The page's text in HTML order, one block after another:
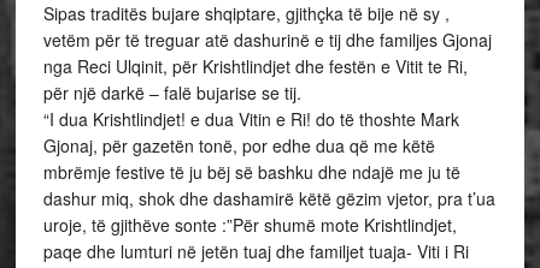
Sipas traditës bujare shqiptare, gjithçka të bije në sy ,
vetëm për të treguar atë dashurinë e tij dhe familjes Gjonaj
nga Reci Ulqinit, për Krishtlindjet dhe festën e Vitit te Ri,
për një darkë – falë bujarise se tij.
“I dua Krishtlindjet! e dua Vitin e Ri! do të thoshte Mark
Gjonaj, për gazetën tonë, por edhe dua që me këtë
mbrëmje festive të ju bëj së bashku dhe ndajë me ju të
dashur miq, shok dhe dashamirë këtë gëzim vjetor, pra t’ua
uroje, të gjithëve sonte :”Për shumë mote Krishtlindjet,
paqe dhe lumturi në jetën tuaj dhe familjet tuaja- Viti i Ri